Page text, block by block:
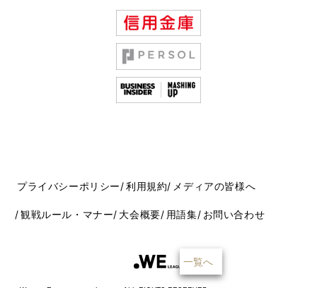
一覧へ
プライバシーポリシー 利用規約 メディアの皆様へ
観戦ルール・マナー 大会概要 用語集 お問い合わせ